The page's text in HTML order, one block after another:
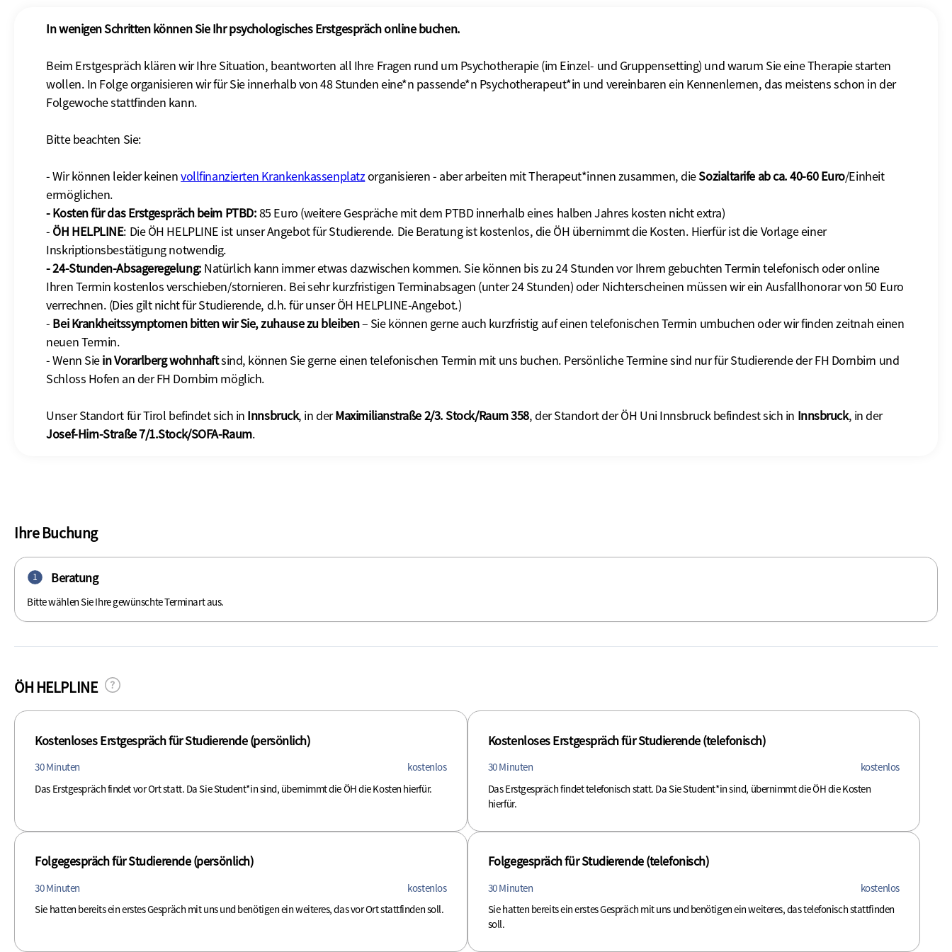
In wenigen Schritten können Sie Ihr psychologisches Erstgespräch online buchen.
Beim Erstgespräch klären wir Ihre Situation, beantworten all Ihre Fragen rund um Psychotherapie (im Einzel- und Gruppensetting) und warum Sie eine Therapie starten
wollen. In Folge organisieren wir für Sie innerhalb von 48 Stunden eine*n passende*n Psychotherapeut*in und vereinbaren ein Kennenlernen, das meistens schon in der
Folgewoche stattfinden kann.
Bitte beachten Sie:
- Wir können leider keinenvollfinanzierten Krankenkassenplatzorganisieren - aber arbeiten mit Therapeut*innen zusammen, dieSozialtarife ab ca. 40-60 Euro/Einheit
ermöglichen.
- Kosten für das Erstgespräch beim PTBD:85 Euro (weitere Gespräche mit dem PTBD innerhalb eines halben Jahres kosten nicht extra)
- ÖH HELPLINE: Die ÖH HELPLINE ist unser Angebot für Studierende. Die Beratung ist kostenlos, die ÖH übernimmt die Kosten. Hierfür ist die Vorlage einer
Inskriptionsbestätigung notwendig.
- 24-Stunden-Absageregelung: Natürlich kann immer etwas dazwischen kommen. Sie können bis zu 24 Stunden vor Ihrem gebuchten Termin telefonisch oder online
Ihren Termin kostenlos verschieben/stornieren. Bei sehr kurzfristigen Terminabsagen (unter 24 Stunden) oder Nichterscheinen müssen wir ein Ausfallhonorar von 50 Euro
verrechnen. (Dies gilt nicht für Studierende, d.h. für unser ÖH HELPLINE-Angebot.)
- Bei Krankheitssymptomen bitten wir Sie, zuhause zu bleiben– Sie können gerne auch kurzfristig auf einen telefonischen Termin umbuchen oder wir finden zeitnah einen
neuen Termin.
- Wenn Siein Vorarlberg wohnhaftsind, können Sie gerne einen telefonischen Termin mit uns buchen. Persönliche Termine sind nur für Studierende der FH Dornbirn und
Schloss Hofen an der FH Dornbirn möglich.
Unser Standort für Tirol befindet sich in Innsbruck, in derMaximilianstraße 2/3. Stock/Raum 358, der Standort der ÖH Uni Innsbruck befindest sich in Innsbruck, in der
Josef-Hirn-Straße 7/1.Stock/SOFA-Raum.
ÖH HELPLINE
Kostenloses Erstgespräch für Studierende (persönlich)
30 Minuten
kostenlos
Das Erstgespräch findet vor Ort statt. Da Sie Student*in sind, übernimmt die ÖH die Kosten hierfür.
Kostenloses Erstgespräch für Studierende (telefonisch)
30 Minuten
kostenlos
Das Erstgespräch findet telefonisch statt. Da Sie Student*in sind, übernimmt die ÖH die Kosten
hierfür.
Folgegespräch für Studierende (persönlich)
30 Minuten
kostenlos
Sie hatten bereits ein erstes Gespräch mit uns und benötigen ein weiteres, das vor Ort stattfinden soll.
Folgegespräch für Studierende (telefonisch)
30 Minuten
kostenlos
Sie hatten bereits ein erstes Gespräch mit uns und benötigen ein weiteres, das telefonisch stattfinden
soll.
Ihre Buchung
1 Beratung
Bitte wählen Sie Ihre gewünschte Terminart aus.